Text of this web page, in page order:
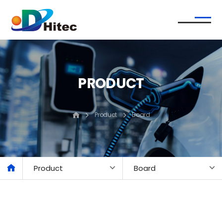
PRODUCT
Product Board
Product Board